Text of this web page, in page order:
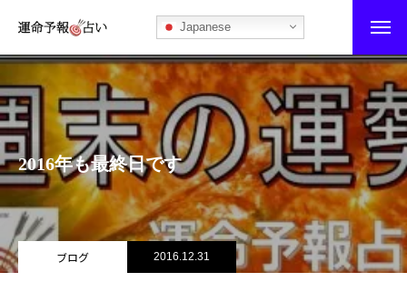
Japanese
運命予報占い
運命予報占いとは
あなたの所属部屋を探そう！
最恐の相性占い
秘伝公開！吉凶カレンダー
2016年も最終日です
ブログ 2016.12.31